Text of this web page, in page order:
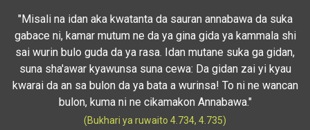
"Misali na idan aka kwatanta da sauran annabawa da suka
gabace ni, kamar mutum ne da ya gina gida ya kammala shi
sai wurin bulo guda da ya rasa. Idan mutane suka ga gidan,
suna sha'awar kyawunsa suna cewa: Da gidan zai yi kyau
kwarai da an sa bulon da ya bata a wurinsa! To ni ne wancan
bulon, kuma ni ne cikamakon Annabawa."
(Bukhari ya ruwaito 4.734, 4.735)